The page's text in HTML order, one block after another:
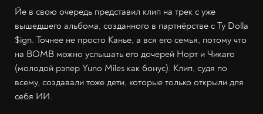
Йе в свою очередь представил клип на трек с уже
вышедшего альбома, созданного в партнёрстве с Ty Dolla
$ign. Точнее не просто Канье, а вся его семья, потому что
на BOMB можно услышать его дочерей Норт и Чикаго
(молодой рэпер Yuno Miles как бонус). Клип, судя по
всему, создавали тоже дети, которые только открыли для
себя ИИ.